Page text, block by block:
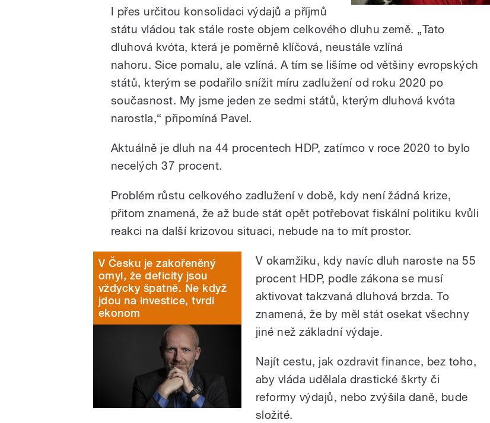
I přes určitou konsolidaci výdajů a příjmů
státu vládou tak stále roste objem celkového dluhu země. „Tato
dluhová kvóta, která je poměrně klíčová, neustále vzlíná
nahoru. Sice pomalu, ale vzlíná. A tím se lišíme od většiny evropských
států, kterým se podařilo snížit míru zadlužení od roku 2020 po
současnost. My jsme jeden ze sedmi států, kterým dluhová kvóta
narostla,“ připomíná Pavel.
Aktuálně je dluh na 44 procentech HDP, zatímco v roce 2020 to bylo
necelých 37 procent.
Problém růstu celkového zadlužení v době, kdy není žádná krize,
přitom znamená, že až bude stát opět potřebovat fiskální politiku kvůli
reakci na další krizovou situaci, nebude na to mít prostor.
V Česku je zakořeněný
omyl, že deficity jsou
vždycky špatně. Ne když
jdou na investice, tvrdí
ekonom
V okamžiku, kdy navíc dluh naroste na 55
procent HDP, podle zákona se musí
aktivovat takzvaná dluhová brzda. To
znamená, že by měl stát osekat všechny
jiné než základní výdaje.
Najít cestu, jak ozdravit finance, bez toho,
aby vláda udělala drastické škrty či
reformy výdajů, nebo zvýšila daně, bude
složité.